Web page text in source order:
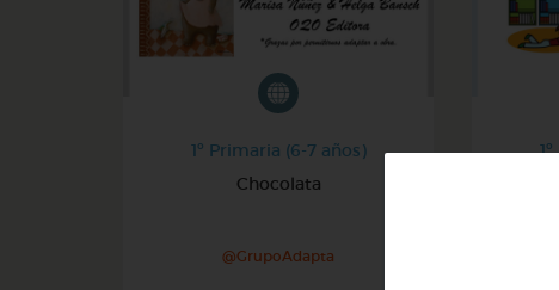
1º Primaria (6-7 años)
Chocolata
@GrupoAdapta